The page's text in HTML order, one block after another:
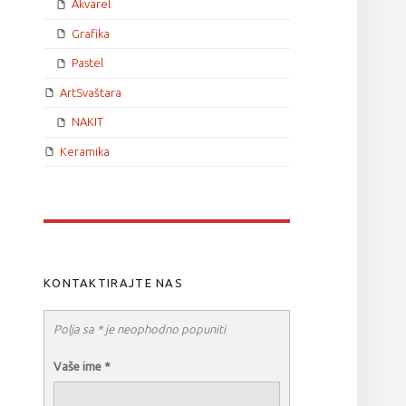
Akvarel
Grafika
Pastel
ArtSvaštara
NAKIT
Keramika
KONTAKTIRAJTE NAS
Polja sa * je neophodno popuniti
Vaše ime *